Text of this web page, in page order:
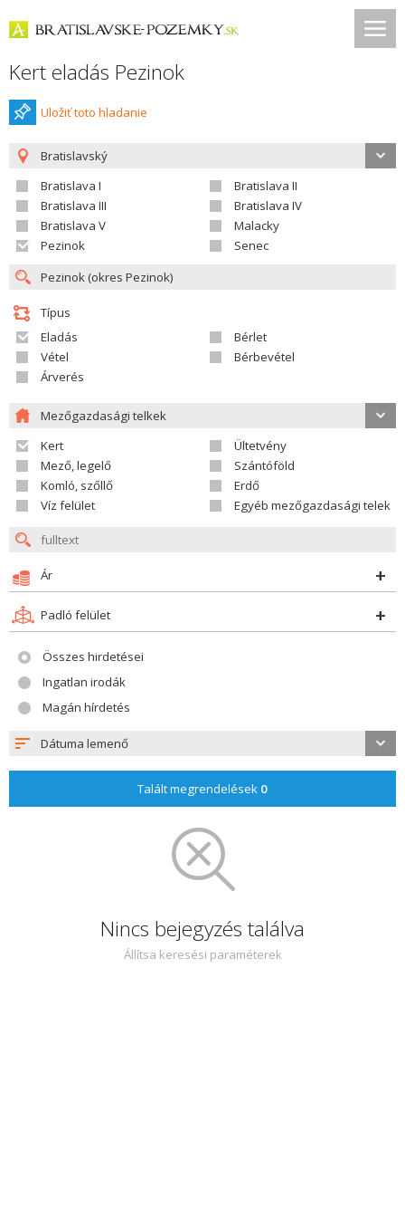
Kert eladás Pezinok
Uložiť toto hladanie
Bratislavský
Bratislava I
Bratislava II
Bratislava III
Bratislava IV
Bratislava V
Malacky
Pezinok
Senec
Típus
Eladás
Bérlet
Vétel
Bérbevétel
Árverés
Mezőgazdasági telkek
Kert
Ültetvény
Mező, legelő
Szántóföld
Komló, szőllő
Erdő
Víz felület
Egyéb mezőgazdasági telek
Ár
Padló felület
Összes hirdetései
Ingatlan irodák
Magán hírdetés
Dátuma lemenő
Talált megrendelések 0
Nincs bejegyzés találva
Állítsa keresési paraméterek